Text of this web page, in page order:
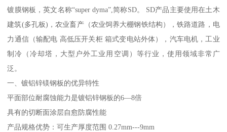
镀膜钢板，英文名称“super dyma”,简称SD。 SD产品主要使用在土木
建筑(多孔板)，农业畜产（农业饲养大棚钢铁结构），铁路道路，电
力通信（输配电 高低压开关柜 箱式变电站外体），汽车电机，工业
制冷（冷却塔，大型户外工业用空调）等行业，使用领域非常广
泛。
一、镀铝锌镁钢板的优异特性
平面部位耐腐蚀能力是镀铝锌钢板的6—8倍
具有的切断面涂层自愈防腐性能
产品规格优势：可生产厚度范围 0.27mm---9mm